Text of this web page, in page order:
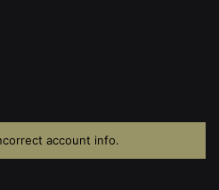
account info.